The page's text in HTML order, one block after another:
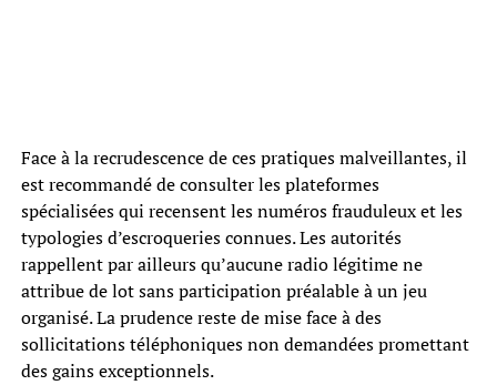
Face à la recrudescence de ces pratiques malveillantes, il
est recommandé de consulter les plateformes
spécialisées qui recensent les numéros frauduleux et les
typologies d’escroqueries connues. Les autorités
rappellent par ailleurs qu’aucune radio légitime ne
attribue de lot sans participation préalable à un jeu
organisé. La prudence reste de mise face à des
sollicitations téléphoniques non demandées promettant
des gains exceptionnels.